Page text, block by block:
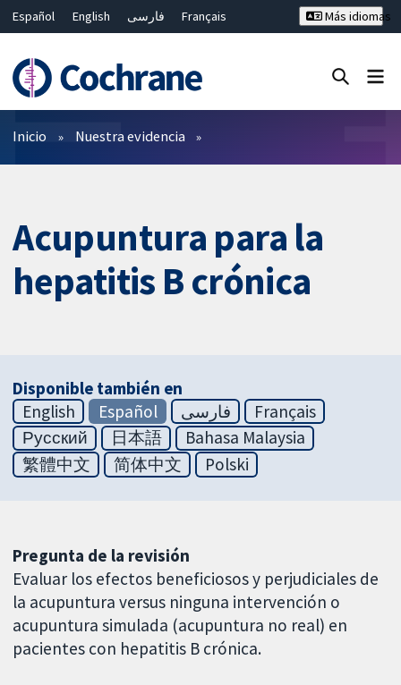
Español English فارسی
Français
Bahasa Malaysia
ไทย 繁體中文
Más idiomas
Filtros
Inicio Nuestra evidencia
Acupuntura para la
hepatitis B crónica
Disponible también en
English
Español فارسی
Français
Русский
日本語
Bahasa Malaysia
繁體中文
简体中文 Polski
Pregunta de la revisión
Evaluar los efectos beneficiosos y perjudiciales de
la acupuntura versus ninguna intervención o
acupuntura simulada (acupuntura no real) en
pacientes con hepatitis B crónica.